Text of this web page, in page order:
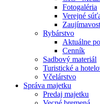
Fotogaléria
Verejné
Rybárstvo
Aktuálne
Cenník
Sadbový materiál
Turistické a
Včelárstvo
Správa majetku
Predaj majetku